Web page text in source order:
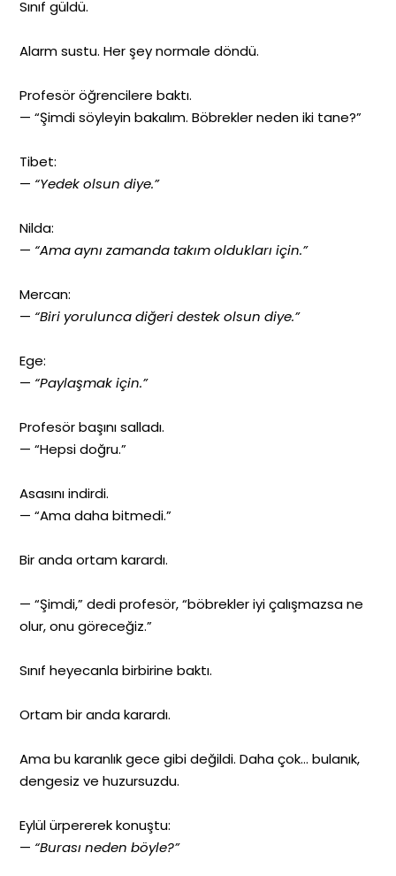
Sınıf güldü.
Alarm sustu. Her şey normale döndü.
Profesör öğrencilere baktı.
— “Şimdi söyleyin bakalım. Böbrekler neden iki tane?”
Tibet:
— “Yedek olsun diye.”
Nilda:
— “Ama aynı zamanda takım oldukları için.”
Mercan:
— “Biri yorulunca diğeri destek olsun diye.”
Ege:
— “Paylaşmak için.”
Profesör başını salladı.
— “Hepsi doğru.”
Asasını indirdi.
— “Ama daha bitmedi.”
Bir anda ortam karardı.
— “Şimdi,” dedi profesör, “böbrekler iyi çalışmazsa ne
olur, onu göreceğiz.”
Sınıf heyecanla birbirine baktı.
Ortam bir anda karardı.
Ama bu karanlık gece gibi değildi. Daha çok… bulanık,
dengesiz ve huzursuzdu.
Eylül ürpererek konuştu:
— “Burası neden böyle?”